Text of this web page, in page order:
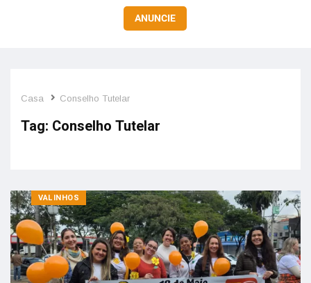
ANUNCIE
Casa Conselho Tutelar
Tag: Conselho Tutelar
VALINHOS